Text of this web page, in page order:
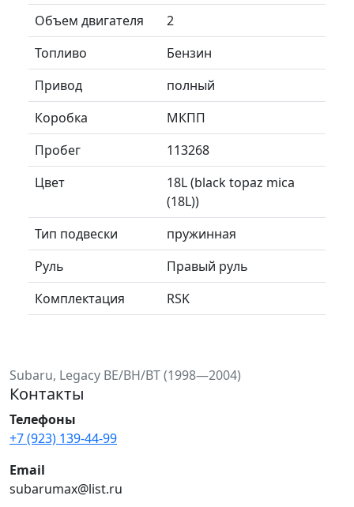
Объем двигателя
2
Топливо
Бензин
Привод
полный
Коробка
МКПП
Пробег
113268
Цвет
18L (black topaz mica
(18L))
Тип подвески
пружинная
Руль
Правый руль
Комплектация
RSK
Subaru, Legacy BE/BH/BT (1998—2004)
Контакты
Телефоны
+7 (923) 139-44-99
Email
subarumax@list.ru